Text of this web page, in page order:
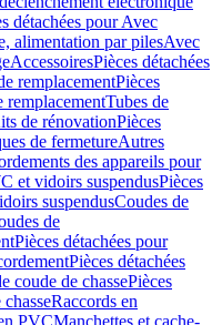
détachées pour Avec
alimentation par pilesAvec
AccessoiresPièces détachées
remplacementPièces
remplacementTubes de
de rénovationPièces
de fermetureAutres
des appareils pour
et vidoirs suspendusPièces
suspendusCoudes de
de
Pièces détachées pour
Pièces détachées
coude de chassePièces
Raccords en
PVCManchettes et cache-